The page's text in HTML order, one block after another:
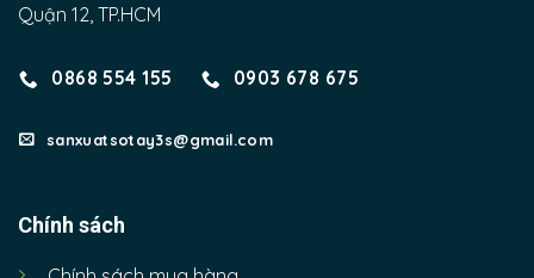
Quận 12, TP.HCM
0868 554 155 0903 678 675
sanxuatsotay3s@gmail.com
Chính sách